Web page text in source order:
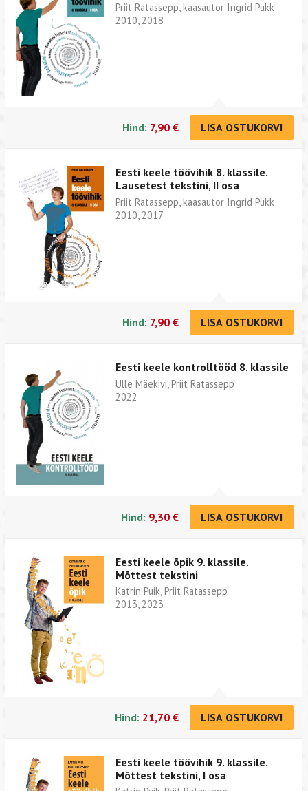
Priit Ratassepp, kaasautor Ingrid Pukk
2010, 2018
Hind: 7,90 € LISA OSTUKORVI
Eesti keele töövihik 8. klassile.
Lausetest tekstini, II osa
Priit Ratassepp, kaasautor Ingrid Pukk
2010, 2017
Hind: 7,90 € LISA OSTUKORVI
Eesti keele kontrolltööd 8. klassile
Ülle Mäekivi, Priit Ratassepp
2022
Hind: 9,30 € LISA OSTUKORVI
Eesti keele õpik 9. klassile.
Mõttest tekstini
Katrin Puik, Priit Ratassepp
2013, 2023
Hind: 21,70 € LISA OSTUKORVI
Eesti keele töövihik 9. klassile.
Mõttest tekstini, I osa